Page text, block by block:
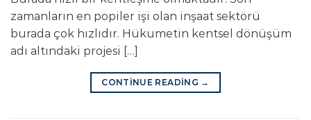
zamanların en popiler işi olan inşaat sektörü
burada çok hızlıdır. Hükumetin kentsel dönüşüm
adı altındaki projesi […]
CONTINUE READING →